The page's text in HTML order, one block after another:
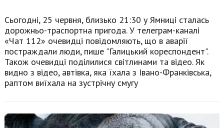
Сьогодні, 25 червня, близько 21:30 у Ямниці сталась
дорожньо-траспортна пригода. У телеграм-каналі
«Чат 112» очевидці повідомляють, що в аварії
постраждали люди, пише "Галицький кореспондент".
Також очевидці поділилися світлинами та відео. Як
видно з відео, автівка, яка їхала з Івано-Франківська,
раптом виїхала на зустрічну смугу